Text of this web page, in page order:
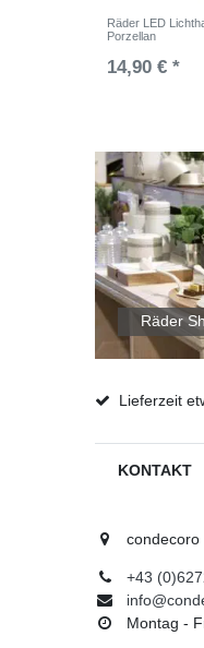
Räder LED
Porzellan
14,90 € *
Räder
Lieferzeit
KONTAKT
condecoro
+43
Montag -